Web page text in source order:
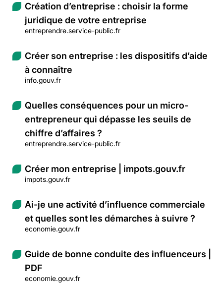
Création d’entreprise : choisir la forme
juridique de votre entreprise
entreprendre.service-public.fr
Créer son entreprise : les dispositifs d’aide
à connaître
info.gouv.fr
Quelles conséquences pour un micro-
entrepreneur qui dépasse les seuils de
chiffre d’affaires ?
entreprendre.service-public.fr
Créer mon entreprise | impots.gouv.fr
impots.gouv.fr
Ai-je une activité d’influence commerciale
et quelles sont les démarches à suivre ?
economie.gouv.fr
Guide de bonne conduite des influenceurs |
PDF
economie.gouv.fr